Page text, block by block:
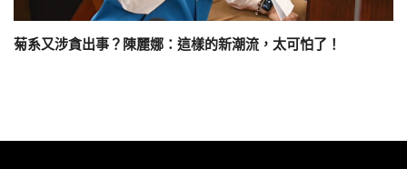
菊系又涉貪出事？陳麗娜：這樣的新潮流，太可怕了！